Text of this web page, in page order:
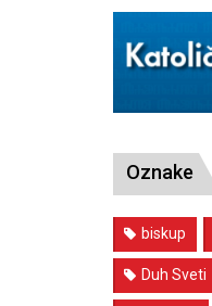
Oznake
biskup
Duh Sveti